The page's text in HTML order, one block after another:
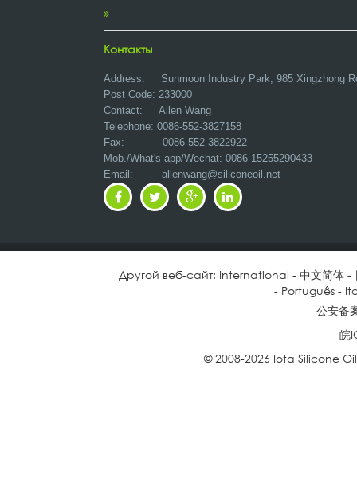
Контакты
Address: Sunmoon Industry Park, 985 Xingzhong
Post Code: 233000
Contact: Allen Wang
Telephone: 0086-552-3827158
Fax: 0086-552-3822922
Mob./What's app/Wechat: 0086-15255290433
Email: allenwang@siliconeoil.net
Другой веб-сайт: International - 中文简体-
- Português-
公安备
皖
© 2008-2026 Iota Silicone